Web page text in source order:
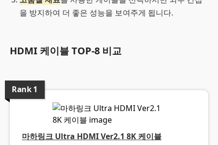
을 방지하여 더 좋은 성능을 보여주게 됩니다.
HDMI 케이블 TOP-8 비교
Rank1
마하링크 Ultra HDMI Ver2.1 8K 케이블